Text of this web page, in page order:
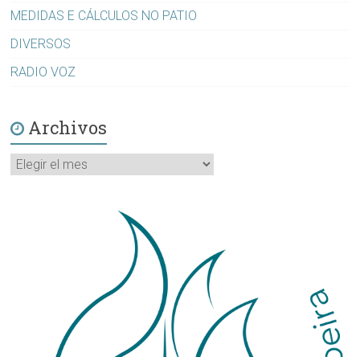
MEDIDAS E CÁLCULOS NO PATIO
DIVERSOS
RADIO VOZ
Archivos
Archivos